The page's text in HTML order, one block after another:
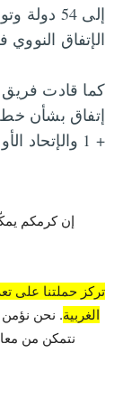
إلى 54
الإتفاق النووي في
كما قادت فريق
+ 1 والإتحاد الأوروبي.
إن كرمكم
تركز حملتنا على
الغربية. نحن نؤمن
نتمكن من